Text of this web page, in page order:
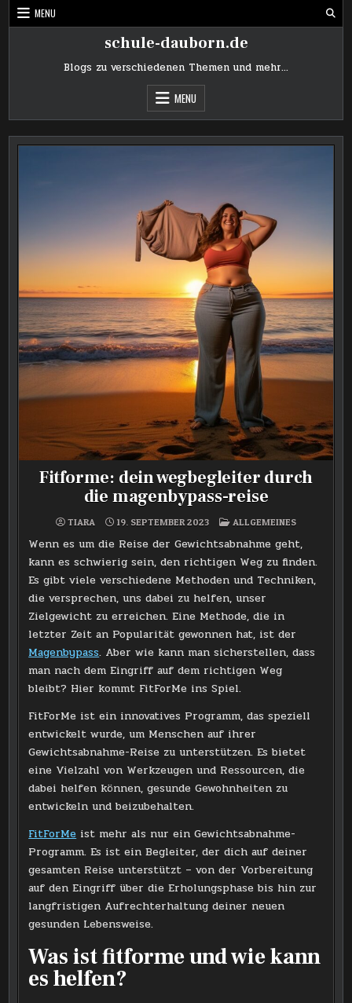
Skip
to
MENU
schule-dauborn.de
Blogs zu verschiedenen Themen und mehr…
MENU
Fitforme: dein wegbegleiter durch
die magenbypass-reise
TIARA 19. SEPTEMBER 2023
POSTED
IN
ALLGEMEINES
Wenn es um die Reise der Gewichtsabnahme geht,
kann es schwierig sein, den richtigen Weg zu finden.
Es gibt viele verschiedene Methoden und Techniken,
die versprechen, uns dabei zu helfen, unser
Zielgewicht zu erreichen. Eine Methode, die in
letzter Zeit an Popularität gewonnen hat, ist der
Magenbypass. Aber wie kann man sicherstellen, dass
man nach dem Eingriff auf dem richtigen Weg
bleibt? Hier kommt FitForMe ins Spiel.
FitForMe ist ein innovatives Programm, das speziell
entwickelt wurde, um Menschen auf ihrer
Gewichtsabnahme-Reise zu unterstützen. Es bietet
eine Vielzahl von Werkzeugen und Ressourcen, die
dabei helfen können, gesunde Gewohnheiten zu
entwickeln und beizubehalten.
FitForMe ist mehr als nur ein Gewichtsabnahme-
Programm. Es ist ein Begleiter, der dich auf deiner
gesamten Reise unterstützt – von der Vorbereitung
auf den Eingriff über die Erholungsphase bis hin zur
langfristigen Aufrechterhaltung deiner neuen
gesunden Lebensweise.
Was ist fitforme und wie kann
es helfen?